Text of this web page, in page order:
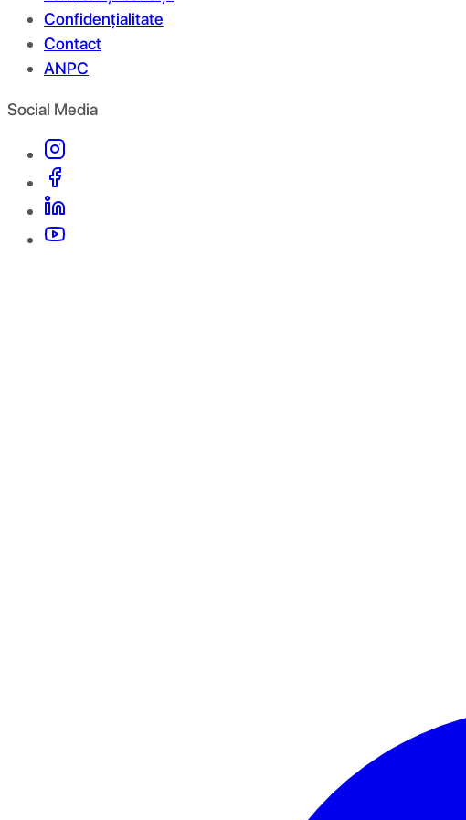
Confidențialitate
Contact
ANPC
Social Media